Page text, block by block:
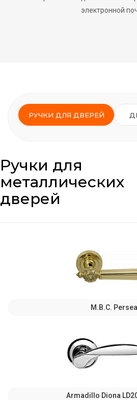
электронной
РУЧКИ ДЛЯ ДВЕРЕЙ
Ручки для
металлических
дверей
M.B.C. Persea
Armadillo Diona